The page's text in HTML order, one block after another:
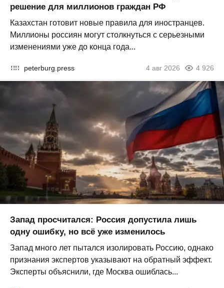
решение для миллионов граждан РФ
Казахстан готовит новые правила для иностранцев.
Миллионы россиян могут столкнуться с серьезными
изменениями уже до конца года...
peterburg.press 4 авг 2026 4 926
Запад просчитался: Россия допустила лишь
одну ошибку, но всё уже изменилось
Запад много лет пытался изолировать Россию, однако
признания экспертов указывают на обратный эффект.
Эксперты объяснили, где Москва ошиблась...